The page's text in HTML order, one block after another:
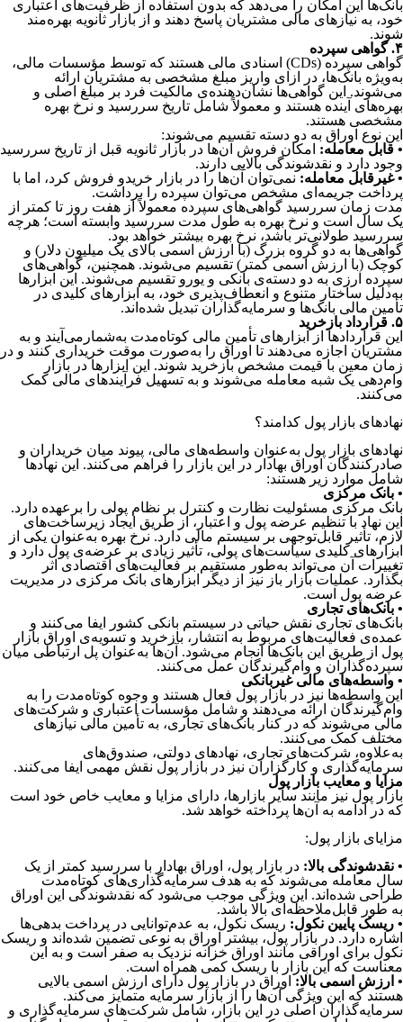
بانک‌ها این امکان را می‌دهد که بدون استفاده از ظرفیت‌های اعتباری
خود، به نیازهای مالی مشتریان پاسخ دهند و از بازار ثانویه بهره‌مند
شوند.
۴. گواهی سپرده
گواهی سپرده (CDs) اسنادی مالی هستند که توسط مؤسسات مالی،
به‌ویژه بانک‌ها، در ازای واریز مبلغ مشخصی به مشتریان ارائه
می‌شوند. این گواهی‌ها نشان‌دهنده‌ی مالکیت فرد بر مبلغ اصلی و
بهره‌های آینده هستند و معمولاً شامل تاریخ سررسید و نرخ بهره
مشخصی هستند.
این نوع اوراق به دو دسته تقسیم می‌شوند:
• قابل معامله: امکان فروش آن‌ها در بازار ثانویه قبل از تاریخ سررسید
وجود دارد و نقدشوندگی بالایی دارند.
• غیرقابل معامله: نمی‌توان آن‌ها را در بازار خرید‌و ‌فروش کرد، اما با
پرداخت جریمه‌ای مشخص می‌توان سپرده را برداشت.
مدت زمان سررسید گواهی‌های سپرده معمولاً از هفت روز تا کمتر از
یک سال است و نرخ بهره به طول مدت سررسید وابسته است؛ هرچه
سررسید طولانی‌تر باشد، نرخ بهره بیشتر خواهد بود.
گواهی‌ها به دو گروه بزرگ (با ارزش اسمی بالای یک میلیون دلار) و
کوچک (با ارزش اسمی کمتر) تقسیم می‌شوند. همچنین، گواهی‌های
سپرده ارزی به دو دسته‌ی بانکی و یورو تقسیم می‌شوند. این ابزارها
به‌دلیل ساختار متنوع و انعطاف‌پذیری خود، به ابزارهای کلیدی در
تأمین مالی بانک‌ها و سرمایه‌گذاران تبدیل شده‌اند.
۵. قرارداد بازخرید
این قراردادها از ابزارهای تأمین مالی کوتاه‌مدت به‎‌شمار‌می‌آیند و به
مشتریان اجازه می‌دهند تا اوراق را به‌صورت موقت خریداری کنند و در
زمان معین با قیمت مشخص بازخرید شوند. این ابزارها در بازار
وام‌دهی یک شبه معامله می‌شوند و به تسهیل فرآیندهای مالی کمک
می‌کنند.
نهادهای بازار پول کدامند؟
نهادهای بازار پول به‌عنوان واسطه‌های مالی، پیوند میان خریداران و
صادرکنندگان اوراق بهادار در این بازار را فراهم می‌کنند. این نهادها
شامل موارد زیر هستند:
• بانک مرکزی
بانک مرکزی مسئولیت نظارت و کنترل بر نظام پولی را برعهده دارد.
این نهاد با تنظیم عرضه پول و اعتبار، از طریق ایجاد زیرساخت‌های
لازم، تأثیر قابل‌توجهی بر سیستم مالی دارد. نرخ بهره به‌عنوان یکی از
ابزارهای کلیدی سیاست‌های پولی، تأثیر زیادی بر عرضه‌ی پول دارد و
تغییرات آن می‌تواند به‌طور مستقیم بر فعالیت‌های اقتصادی اثر
بگذارد. عملیات بازار باز نیز از دیگر ابزارهای بانک مرکزی در مدیریت
عرضه پول است.
• بانک‌های تجاری
بانک‌های تجاری نقش حیاتی در سیستم بانکی کشور ایفا می‌کنند و
عمده‌ی فعالیت‌های مربوط به انتشار، بازخرید و تسویه‌ی اوراق بازار
پول از طریق این بانک‌ها انجام می‌شود. آن‌ها به‌عنوان پل ارتباطی میان
سپرده‌گذاران و وام‌گیرندگان عمل می‌کنند.
• واسطه‌های مالی غیربانکی
این واسطه‌ها نیز در بازار پول فعال هستند و وجوه کوتاه‌مدت را به
وام‌گیرندگان ارائه می‌دهند و شامل مؤسسات اعتباری و شرکت‌های
مالی می‌شوند که در کنار بانک‌های تجاری، به تأمین مالی نیازهای
مختلف کمک می‌کنند.
به‌علاوه، شرکت‌های تجاری، نهادهای دولتی، صندوق‌های
سرمایه‌گذاری و کارگزاران نیز در بازار پول نقش مهمی ایفا می‌کنند.
مزایا و معایب بازار پول
بازار پول نیز مانند سایر بازارها، دارای مزایا و معایب خاص خود است
که در ادامه به آن‌ها پرداخته خواهد شد.
مزایای بازار پول:
• نقدشوندگی بالا: در بازار پول، اوراق بهادار با سررسید کمتر از یک
سال معامله می‌شوند که به هدف سرمایه‌گذاری‌های کوتاه‌مدت
طراحی شده‌اند. این ویژگی موجب می‌شود که نقدشوندگی این اوراق
به طور قابل‌ملاحظه‌ای بالا باشد.
• ریسک پایین نکول: ریسک نکول، به عدم‌‍‌توانایی در پرداخت بدهی‌ها
اشاره دارد. در بازار پول، بیشتر اوراق به نوعی تضمین شده‌اند و ریسک
نکول برای اوراقی مانند اوراق خزانه نزدیک به صفر است و به این
معناست که این بازار با ریسک کمی همراه است.
• ارزش اسمی بالا: اوراق در بازار پول دارای ارزش اسمی بالایی
هستند که این ویژگی آن‌ها را از بازار سرمایه متمایز می‌کند.
سرمایه‌گذاران اصلی در این بازار، شامل شرکت‌های سرمایه‌گذاری و